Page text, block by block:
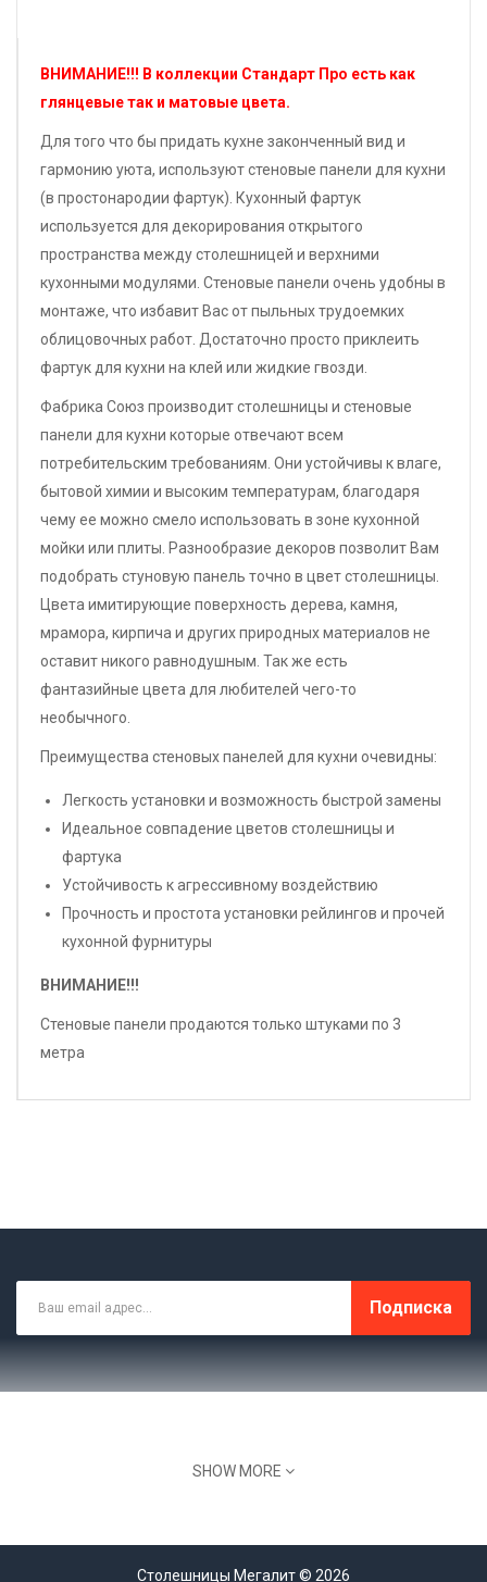
ВНИМАНИЕ!!! В коллекции Стандарт Про есть как
глянцевые так и матовые цвета.
Для того что бы придать кухне законченный вид и
гармонию уюта, используют стеновые панели для кухни
(в простонародии фартук). Кухонный фартук
используется для декорирования открытого
пространства между столешницей и верхними
кухонными модулями. Стеновые панели очень удобны в
монтаже, что избавит Вас от пыльных трудоемких
облицовочных работ. Достаточно просто приклеить
фартук для кухни на клей или жидкие гвозди.
Фабрика Союз производит столешницы и стеновые
панели для кухни которые отвечают всем
потребительским требованиям. Они устойчивы к влаге,
бытовой химии и высоким температурам, благодаря
чему ее можно смело использовать в зоне кухонной
мойки или плиты. Разнообразие декоров позволит Вам
подобрать стуновую панель точно в цвет столешницы.
Цвета имитирующие поверхность дерева, камня,
мрамора, кирпича и других природных материалов не
оставит никого равнодушным. Так же есть
фантазийные цвета для любителей чего-то
необычного.
Преимущества стеновых панелей для кухни очевидны:
Легкость установки и возможность быстрой замены
Идеальное совпадение цветов столешницы и
фартука
Устойчивость к агрессивному воздействию
Прочность и простота установки рейлингов и прочей
кухонной фурнитуры
ВНИМАНИЕ!!!
Стеновые панели продаются только штуками по 3
метра
Подписка
SHOW MORE
Столешницы Мегалит © 2026